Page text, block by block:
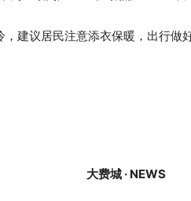
建议居民注意添衣保暖，出行做
大费城 · NEWS